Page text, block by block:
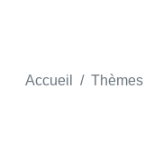
Accueil Thèmes